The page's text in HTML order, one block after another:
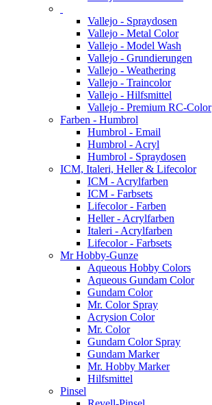
Vallejo - Spraydosen
Vallejo - Metal Color
Vallejo - Model Wash
Vallejo - Grundierungen
Vallejo - Weathering
Vallejo - Traincolor
Vallejo - Hilfsmittel
Vallejo - Premium RC-Color
Farben - Humbrol
Humbrol - Email
Humbrol - Acryl
Humbrol - Spraydosen
ICM, Italeri, Heller & Lifecolor
ICM - Acrylfarben
ICM - Farbsets
Lifecolor - Farben
Heller - Acrylfarben
Italeri - Acrylfarben
Lifecolor - Farbsets
Mr Hobby-Gunze
Aqueous Hobby Colors
Aqueous Gundam Color
Gundam Color
Mr. Color Spray
Acrysion Color
Mr. Color
Gundam Color Spray
Gundam Marker
Mr. Hobby Marker
Hilfsmittel
Pinsel